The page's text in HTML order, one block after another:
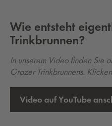
Wie ent­steht
Trink­brun­nen?
In unserem Video finden Sie
Grazer Trinkbrunnens.
Video auf YouTube
Externer Link öffnet eine